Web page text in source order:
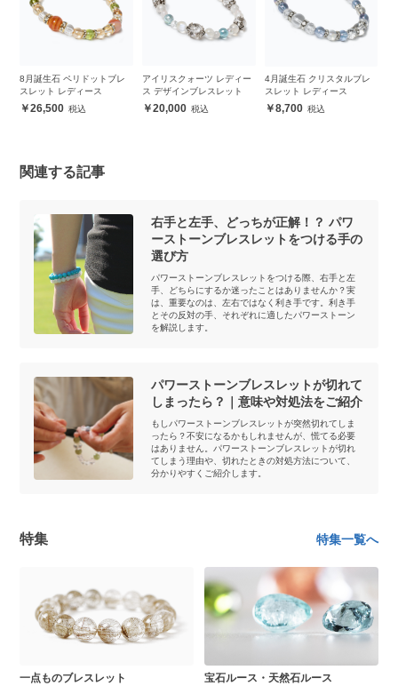
8月誕生石 ペリドットブレ
スレット レディース
26,500
アイリスクォーツ レディー
ス デザインブレスレット
20,000
4月誕生石 クリスタルブレ
スレット レディース
8,700
関連する記事
右手と左手、どっちが正解！？ パワ
ーストーンブレスレットをつける手の
選び方
パワーストーンブレスレットをつける際、右手と左
手、どちらにするか迷ったことはありませんか？実
は、重要なのは、左右ではなく利き手です。利き手
とその反対の手、それぞれに適したパワーストーン
を解説します。
パワーストーンブレスレットが切れて
しまったら？｜意味や対処法をご紹介
もしパワーストーンブレスレットが突然切れてしま
ったら？不安になるかもしれませんが、慌てる必要
はありません。パワーストーンブレスレットが切れ
てしまう理由や、切れたときの対処方法について、
分かりやすくご紹介します。
特集 特集一覧へ
一点ものブレスレット 宝石ルース・天然石ルース